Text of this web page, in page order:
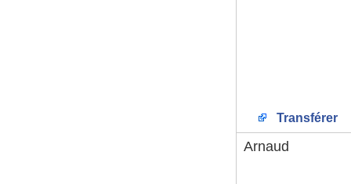
Transférer
Arnaud